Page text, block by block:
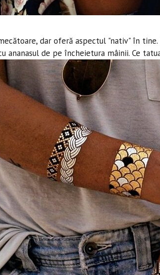
dar oferă aspectul "nativ" în
ananasul de pe încheietura mâinii. Ce